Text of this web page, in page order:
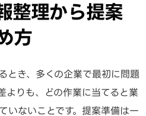
整理から提案
方
とき、多くの企業で最初に問題
よりも、どの作業に当てると業
いないことです。提案準備は一